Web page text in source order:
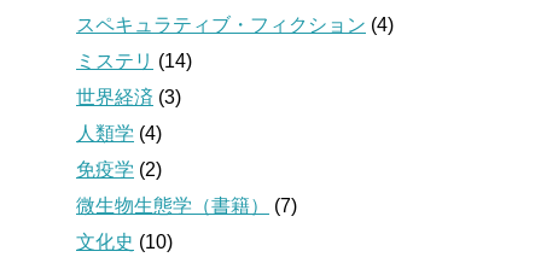
スペキュラティブ・フィクション (4)
ミステリ (14)
世界経済 (3)
人類学 (4)
免疫学 (2)
微生物生態学（書籍）
(7)
文化史 (10)